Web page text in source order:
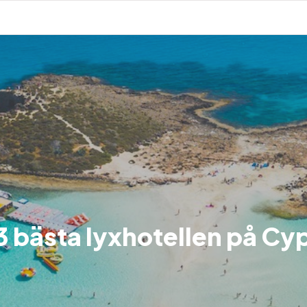
bästa lyxhotellen på